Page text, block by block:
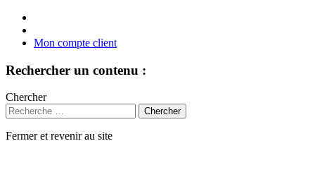
Mon compte client
Rechercher un contenu :
Chercher
Fermer et revenir au site